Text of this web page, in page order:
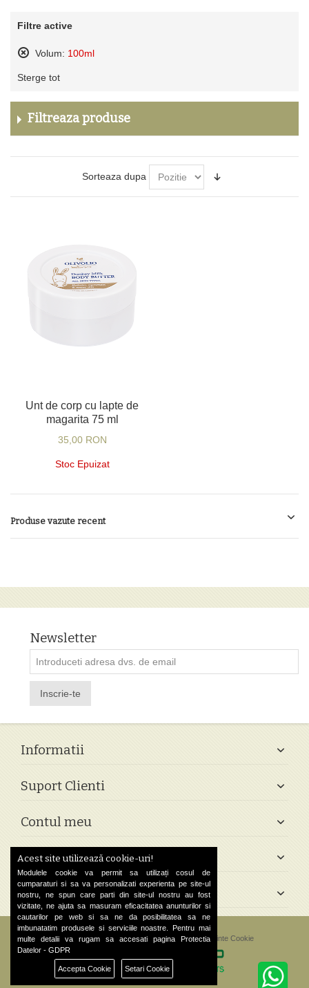
Filtre active
Volum: 100ml
acest
Sterge tot
Filtreaza produse
Sorteaza dupa
Unt de corp cu lapte de
magarita 75 ml
35,00 RON
Stoc Epuizat
Produse vazute recent
Newsletter
Inscrie-te
Informatii
Suport Clienti
Contul meu
Follow Us
Contact
© 2026 Greek Shop. All Rights Reserved.Preferinte Cookie
Acest site utilizează cookie-uri!
Modulele cookie va permit sa utilizați cosul de
cumparaturi si sa va personalizati experienta pe site-ul
nostru, ne spun care parti din site-ul nostru au fost
vizitate, ne ajuta sa masuram eficacitatea anunturilor si
cautarilor pe web si sa ne da posibilitatea sa ne
imbunatatim produsele si serviciile noastre. Pentru mai
multe detalii va rugam sa accesati pagina Protectia
Datelor - GDPR
Accepta Cookie Setari Cookie